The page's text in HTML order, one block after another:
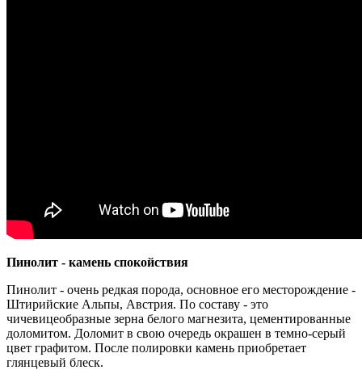
Пинолит - камень спокойствия
Пинолит - очень редкая порода, основное его месторождение -
Штирийские Альпы, Австрия. По составу - это
чичевицеобразные зерна белого магнезита, цементированные
доломитом. Доломит в свою очередь окрашен в темно-серый
цвет графитом. После полировки камень приобретает
глянцевый блеск.